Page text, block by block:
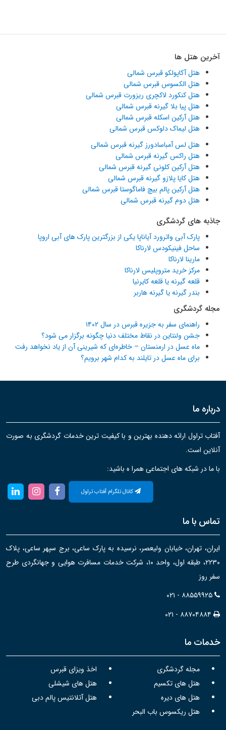
آخرین هتل ها
هتل آکاپولکو قبرس شمالی
هتل الکسوس قبرس شمالی
هتل کنکورد لاکچری ریزورت قبرس شمالی
هتل پیا بلا گیرنه قبرس شمالی
هتل آرکین اسکله قبرس شمالی
هتل لیماک دلوکس قبرس شمالی
هتل لس آمباسادورز گیرنه قبرس شمالی
هتل راکس گیرنه قبرس شمالی
هتل آرکین کلونی گیرنه قبرس شمالی
هتل کایا پلازو گیرنه قبرس شمالی
هتل آرکین پالم بیچ فاماگوستا قبرس شمالی
هتل دوم گیرنه قبرس شمالی
جاذبه های گردشگری
پارک آبی واترورد آیاناپا یکی از بزرگترین پارک های آبی اروپا
ساحل فینیکودس لارناکا
مارینا لارناکا
مرکز خرید متروپلیس لارناکا
قلعه گیرنه یا قلعه کایرنیا
بندر گیرنه یا گیرنه هاربر
مجله گردشگری
راهنمای سفر به جزیره قبرس در سال ۱۴۰۲
جشن ولنتاین در نقاط مختلف دنیا چگونه برگزار می شود؟
ماه عسل در ارمنستان – خاطره‌ای که شیرینی آن از یاد نخواهد رفت
برای ماه عسل در تایلند به کدام شهر برویم؟
درباره ما
آفتاب تراول ارائه دهنده بهترین و با کیفیت ترین خدمات گردشگری به صورت
آنلاین است.
با ما در شبکه های اجتماعی همرا ه باشید:
کانال تلگرام آفتاب تراول
تماس با ما
ایران، تهران، خیابان ولیعصر، نرسیده به پارک ساعی، برج سپهر ساعی، پلاک
۲۲۳۰، طبقه اول، واحد ۱۰، شرکت خدمات مسافرت هوایی و جهانگردی طرح
سفر روز
۰۲۱ - ۸۸۵۵۹۹۲۵
۰۲۱ - ۸۸۷۰۴۸۸۴
خدمات ما
مجله گردشگری
اخذ ویزای قبرس
هتل های تکسیم
هتل های شیشلی
هتل های دیره
هتل آتلانتیس پالم دبی
هتل ریکسوس باب البحر